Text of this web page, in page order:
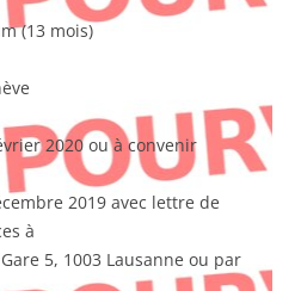
(13 mois)
2020 ou à convenir
2019 avec lettre de
à
5, 1003 Lausanne ou par